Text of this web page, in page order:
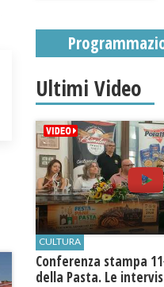
Ultimi Video
CULTURA
Conferenza stampa
della Pasta. Le